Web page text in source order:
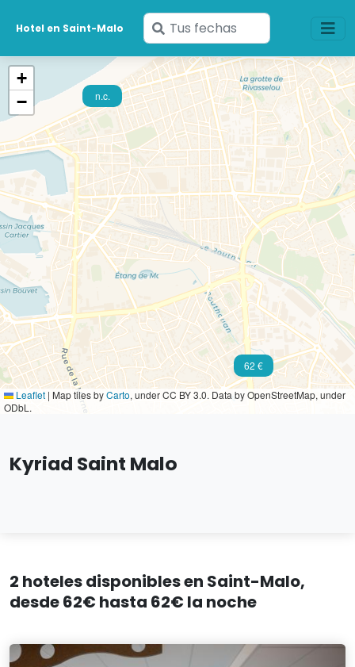
Hotel en Saint-Malo
Ingresa
tus
fechas
62 €
n.c.
+
−
Leaflet | Map tiles byCarto, under CC BY 3.0. Data by OpenStreetMap, under
ODbL.
Kyriad Saint Malo
2 hoteles disponibles en Saint-Malo,
desde 62€ hasta 62€ la noche